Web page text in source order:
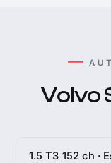
Volvo
1.5 T3 152 ch ·